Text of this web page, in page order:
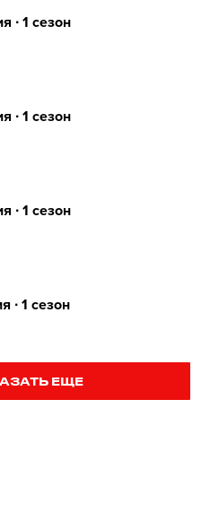
∙ 1 сезон
∙ 1 сезон
∙ 1 сезон
∙ 1 сезон
ЕЩЕ